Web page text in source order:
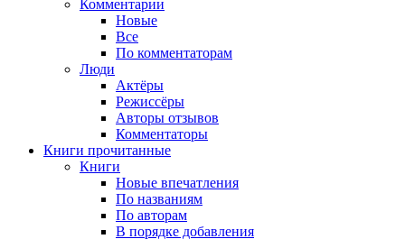
Комментарии
Новые
Все
По комментаторам
Люди
Актёры
Режиссёры
Авторы отзывов
Комментаторы
Книги прочитанные
Книги
Новые впечатления
По названиям
По авторам
В порядке добавления